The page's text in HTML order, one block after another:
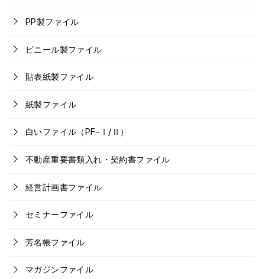
PP製ファイル
ビニール製ファイル
貼表紙製ファイル
紙製ファイル
白いファイル（PF-Ⅰ/Ⅱ）
不動産重要書類入れ・契約書ファイル
経営計画書ファイル
セミナーファイル
芳名帳ファイル
マガジンファイル